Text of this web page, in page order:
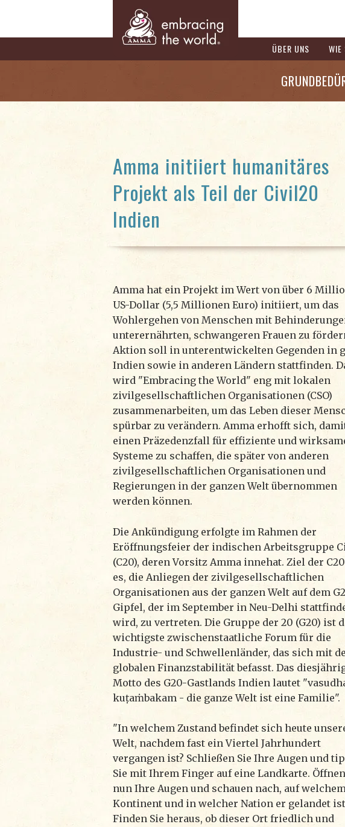
ÜBER UNS WIE
Amma initiiert humanitäres
Projekt als Teil der Civil20
Indien
Amma hat ein Projekt im Wert von über 6
US-Dollar (5,5 Millionen Euro) initiiert, um das
Wohlergehen von Menschen mit
unterernährten, schwangeren Frauen zu
Aktion soll in unterentwickelten Gegenden in
Indien sowie in anderen Ländern stattfinden.
wird "Embracing the World" eng mit lokalen
zivilgesellschaftlichen Organisationen (CSO)
zusammenarbeiten, um das Leben dieser
spürbar zu verändern. Amma erhofft sich,
einen Präzedenzfall für effiziente und
Systeme zu schaffen, die später von anderen
zivilgesellschaftlichen Organisationen und
Regierungen in der ganzen Welt übernommen
werden können.
Die Ankündigung erfolgte im Rahmen der
Eröffnungsfeier der indischen Arbeitsgruppe
(C20), deren Vorsitz Amma innehat. Ziel der
es, die Anliegen der zivilgesellschaftlichen
Organisationen aus der ganzen Welt auf dem
Gipfel, der im September in Neu-Delhi
wird, zu vertreten. Die Gruppe der 20 (G20) ist
wichtigste zwischenstaatliche Forum für die
Industrie- und Schwellenländer, das sich mit
globalen Finanzstabilität befasst. Das
Motto des G20-Gastlands Indien lautet
kuṭaṁbakam - die ganze Welt ist eine Familie".
"In welchem Zustand befindet sich heute
Welt, nachdem fast ein Viertel Jahrhundert
vergangen ist? Schließen Sie Ihre Augen und
Sie mit Ihrem Finger auf eine Landkarte.
nun Ihre Augen und schauen nach, auf
Kontinent und in welcher Nation er gelandet
Finden Sie heraus, ob dieser Ort friedlich und